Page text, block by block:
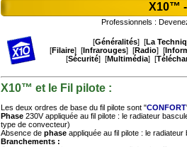
X10™
Professionnels :
[Généralités] [La
[Filaire] [Infrarouges] [Radio] [
[Sécurité] [Multimédia] [
X10™ et le Fil pilote :
Les deux ordres de base du fil pilote sont "CONFORT
Phase 230V appliquée au fil pilote : le radiateur
type de convecteur)
Absence de phase appliquée au fil pilote : le
Branchements :